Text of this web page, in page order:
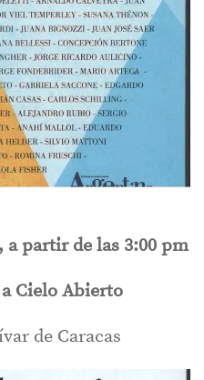
partir de las 3:00 pm
Cielo Abierto
de Caracas